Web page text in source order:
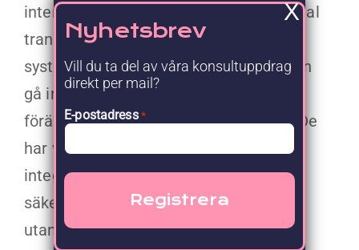
interimskonsulter inom IT-ledning, digital
transformation och
systemimplementering som snabbt kan
gå in som projektledare, IT-arkitekter,
förändringsledare eller produktägare. De
har vana av att hantera komplexa
integrationsprojekt, GDPR-krav,
säkerhetsfrågor och agil utveckling –
utan att tappa affärsfokus.
Nyhetsbrev
Vill du ta del av våra konsultuppdrag
direkt per mail?
E-postadress *
X